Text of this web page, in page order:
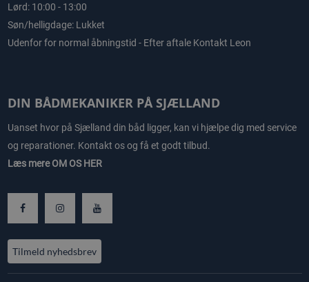
Lørd: 10:00 - 13:00
Søn/helligdage: Lukket
Udenfor for normal åbningstid - Efter aftale Kontakt Leon
DIN BÅDMEKANIKER PÅ SJÆLLAND
Uanset hvor på Sjælland din båd ligger, kan vi hjælpe dig med service
og reparationer. Kontakt os og få et godt tilbud.
Læs mereOM OS HER
Tilmeld nyhedsbrev